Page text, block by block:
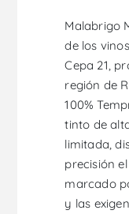
Malabrigo
de los
Cepa 21,
región de
100%
tinto de
limitada,
precisión
marcado
y las